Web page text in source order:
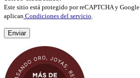
Este sitio está protegido por reCAPTCHA y Google
aplican Condiciones del servicio